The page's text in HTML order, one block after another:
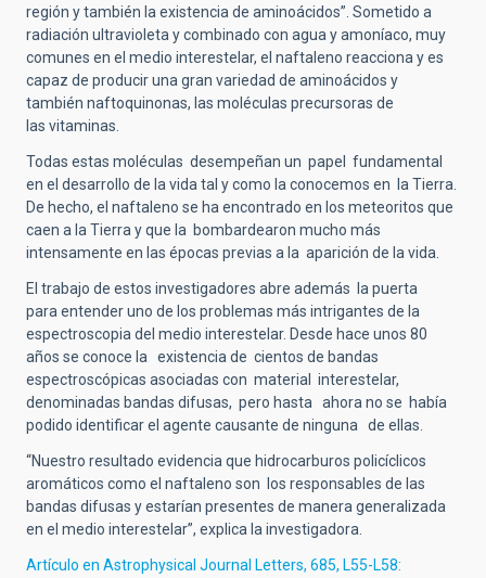
región y también la existencia de aminoácidos”. Sometido a
radiación ultravioleta y combinado con agua y amoníaco, muy
comunes en el medio interestelar, el naftaleno reacciona y es
capaz de producir una gran variedad de aminoácidos y
también naftoquinonas, las moléculas precursoras de
las vitaminas.
Todas estas moléculas desempeñan un papel fundamental
en el desarrollo de la vida tal y como la conocemos en la Tierra.
De hecho, el naftaleno se ha encontrado en los meteoritos que
caen a la Tierra y que la bombardearon mucho más
intensamente en las épocas previas a la aparición de la vida.
El trabajo de estos investigadores abre además la puerta
para entender uno de los problemas más intrigantes de la
espectroscopia del medio interestelar. Desde hace unos 80
años se conoce la existencia de cientos de bandas
espectroscópicas asociadas con material interestelar,
denominadas bandas difusas, pero hasta ahora no se había
podido identificar el agente causante de ninguna de ellas.
“Nuestro resultado evidencia que hidrocarburos policíclicos
aromáticos como el naftaleno son los responsables de las
bandas difusas y estarían presentes de manera generalizada
en el medio interestelar”, explica la investigadora.
Artículo en Astrophysical Journal Letters, 685, L55-L58: